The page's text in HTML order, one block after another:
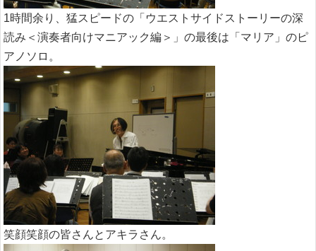
1時間余り、猛スピードの「ウエストサイドストーリーの深
読み＜演奏者向けマニアック編＞」の最後は「マリア」のピ
アノソロ。
笑顔笑顔の皆さんとアキラさん。